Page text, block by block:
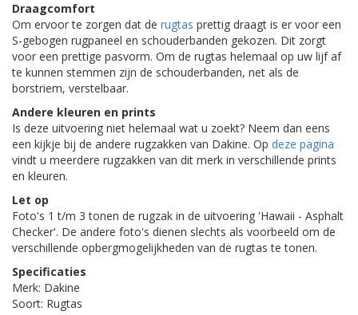
Draagcomfort
Om ervoor te zorgen dat de rugtas prettig draagt is er voor een
S-gebogen rugpaneel en schouderbanden gekozen. Dit zorgt
voor een prettige pasvorm. Om de rugtas helemaal op uw lijf af
te kunnen stemmen zijn de schouderbanden, net als de
borstriem, verstelbaar.
Andere kleuren en prints
Is deze uitvoering niet helemaal wat u zoekt? Neem dan eens
een kijkje bij de andere rugzakken van Dakine. Op deze pagina
vindt u meerdere rugzakken van dit merk in verschillende prints
en kleuren.
Let op
Foto's 1 t/m 3 tonen de rugzak in de uitvoering 'Hawaii - Asphalt
Checker'. De andere foto's dienen slechts als voorbeeld om de
verschillende opbergmogelijkheden van de rugtas te tonen.
Specificaties
Merk: Dakine
Soort: Rugtas